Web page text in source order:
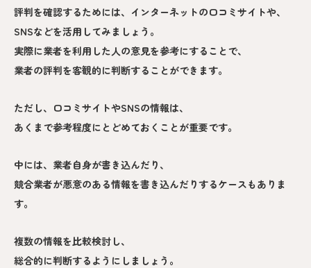
評判を確認するためには、インターネットの口コミサイトや、
SNSなどを活用してみましょう。
実際に業者を利用した人の意見を参考にすることで、
業者の評判を客観的に判断することができます。
ただし、口コミサイトやSNSの情報は、
あくまで参考程度にとどめておくことが重要です。
中には、業者自身が書き込んだり、
競合業者が悪意のある情報を書き込んだりするケースもありま
す。
複数の情報を比較検討し、
総合的に判断するようにしましょう。